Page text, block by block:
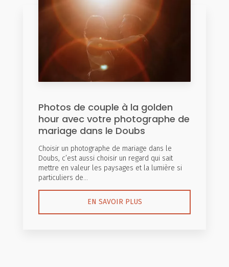
Photos de couple à la golden
hour avec votre photographe de
mariage dans le Doubs
Choisir un photographe de mariage dans le
Doubs, c’est aussi choisir un regard qui sait
mettre en valeur les paysages et la lumière si
particuliers de...
EN SAVOIR PLUS